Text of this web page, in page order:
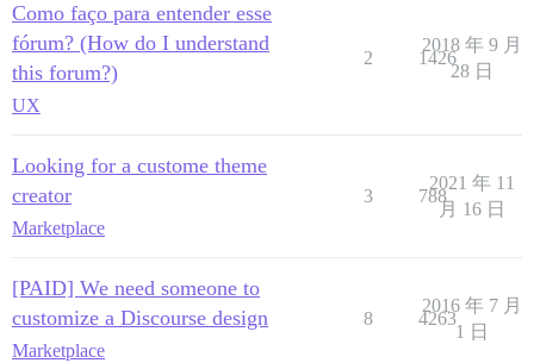
Como faço para entender esse
fórum? (How do I understand
this forum?)
UX
2 1426
2018 年 9 月
28 日
Looking for a custome theme
creator
Marketplace
3 788
2021 年 11
月 16 日
[PAID] We need someone to
customize a Discourse design
Marketplace
8 4263
2016 年 7 月
1 日